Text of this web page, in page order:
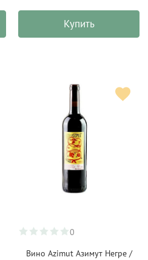
Купить
0
Вино Azimut Азимут Негре /